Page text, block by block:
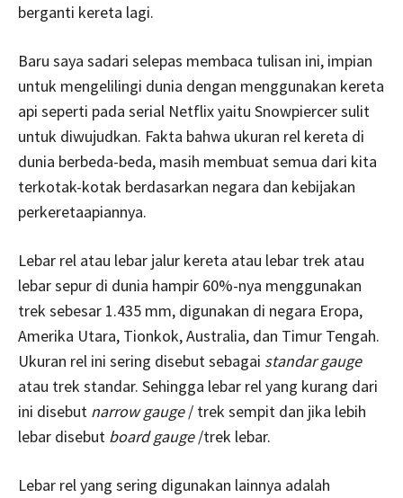
berganti kereta lagi.
Baru saya sadari selepas membaca tulisan ini, impian
untuk mengelilingi dunia dengan menggunakan kereta
api seperti pada serial Netflix yaitu Snowpiercer sulit
untuk diwujudkan. Fakta bahwa ukuran rel kereta di
dunia berbeda-beda, masih membuat semua dari kita
terkotak-kotak berdasarkan negara dan kebijakan
perkeretaapiannya.
Lebar rel atau lebar jalur kereta atau lebar trek atau
lebar sepur di dunia hampir 60%-nya menggunakan
trek sebesar 1.435 mm, digunakan di negara Eropa,
Amerika Utara, Tionkok, Australia, dan Timur Tengah.
Ukuran rel ini sering disebut sebagai standar gauge
atau trek standar. Sehingga lebar rel yang kurang dari
ini disebut narrow gauge/ trek sempit dan jika lebih
lebar disebut board gauge/trek lebar.
Lebar rel yang sering digunakan lainnya adalah